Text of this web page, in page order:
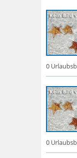
0
0